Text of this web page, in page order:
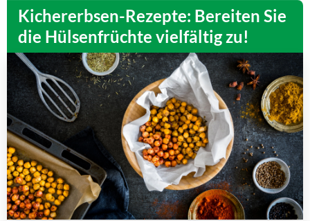
Kichererbsen-Rezepte: Bereiten Sie
die Hülsenfrüchte vielfältig zu!